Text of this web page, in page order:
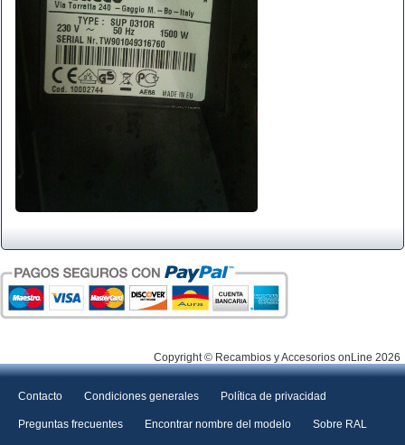
Copyright © Recambios y Accesorios onLine 2026
Contacto Condiciones generales Política de privacidad
Preguntas frecuentes Encontrar nombre del modelo Sobre RAL